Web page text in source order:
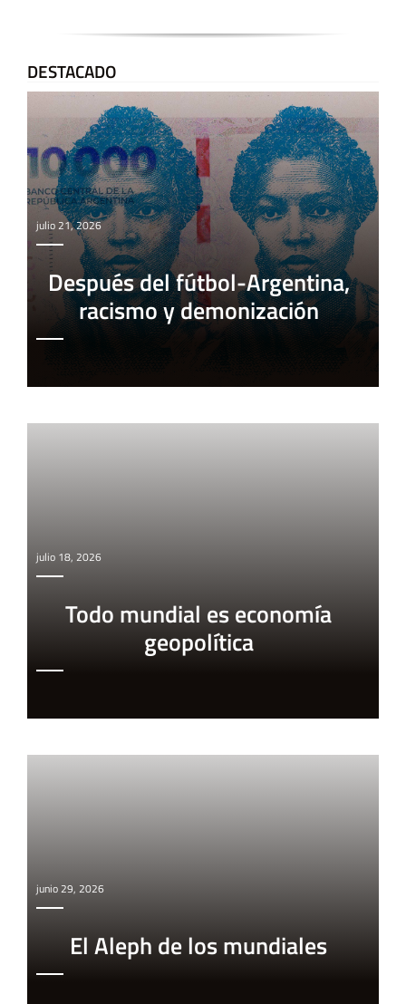
DESTACADO
julio 21, 2026
Después del fútbol-Argentina,
racismo y demonización
julio 18, 2026
Todo mundial es economía
geopolítica
junio 29, 2026
El Aleph de los mundiales